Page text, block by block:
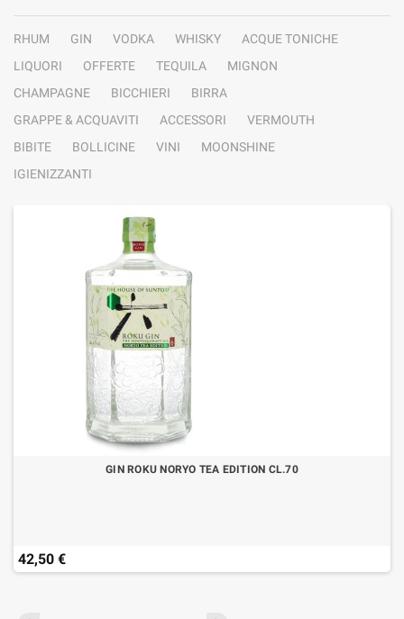
RHUM GIN VODKA WHISKY
ACQUE TONICHE
LIQUORI
OFFERTE TEQUILA
MIGNON
CHAMPAGNE
BICCHIERI
BIRRA
GRAPPE & ACQUAVITI
ACCESSORI
VERMOUTH
BIBITE
BOLLICINE VINI
MOONSHINE
IGIENIZZANTI
GIN ROKU NORYO TEA EDITION CL.70
42,50 €